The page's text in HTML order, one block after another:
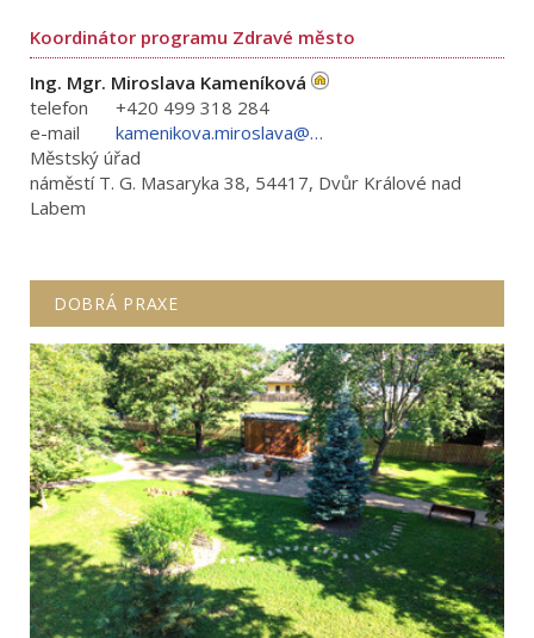
Koordinátor programu Zdravé město
Ing. Mgr. Miroslava Kameníková
telefon
+420 499 318 284
e-mail
kamenikova.miroslava@mudk.cz
Městský úřad
náměstí T. G. Masaryka 38, 54417, Dvůr Králové nad
Labem
DOBRÁ PRAXE